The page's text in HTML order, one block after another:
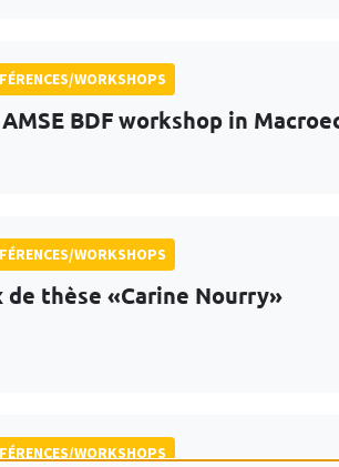
WORKSHOPS
BDF workshop in
WORKSHOPS
de thèse «Carine Nourry»
WORKSHOPS